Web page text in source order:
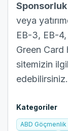
veya
EB-3, EB-
Green Card
sitemizin
edebilirsiniz.
Kategoriler
ABD Göçmenlik